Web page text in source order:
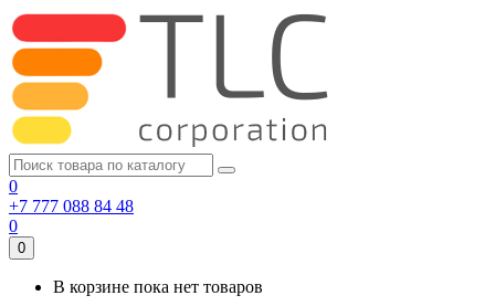
0
+7 777 088 84 48
0
0
В корзине пока нет товаров